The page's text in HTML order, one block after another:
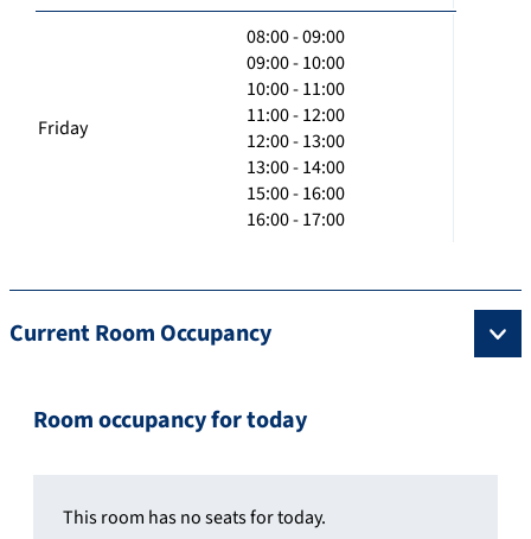
Friday
08:00 - 09:00
09:00 - 10:00
10:00 - 11:00
11:00 - 12:00
12:00 - 13:00
13:00 - 14:00
15:00 - 16:00
16:00 - 17:00
Current Room Occupancy
Room occupancy for today
This room has no seats for today.